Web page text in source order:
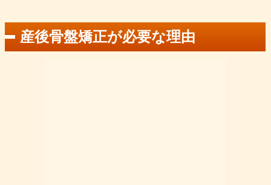
産後骨盤矯正が必要な理由